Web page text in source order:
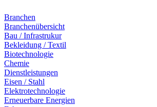
Branchen
Branchenübersicht
Bau / Infrastrukur
Bekleidung / Textil
Biotechnologie
Chemie
Dienstleistungen
Eisen / Stahl
Elektrotechnologie
Erneuerbare Energien